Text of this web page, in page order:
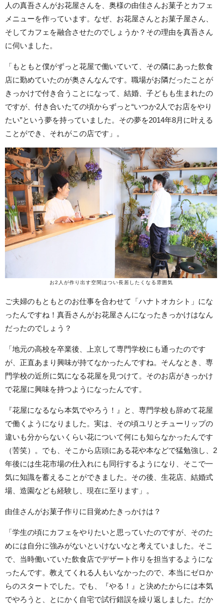
人の真吾さんがお花屋さんを、奥様の由佳さんお菓子とカフェ
メニューを作っています。なぜ、お花屋さんとお菓子屋さん、
そしてカフェを融合させたのでしょうか？その理由を真吾さん
に伺いました。
「もともと僕がずっと花屋で働いていて、その隣にあった飲食
店に勤めていたのが奥さんなんです。職場がお隣だったことが
きっかけで付き合うことになって、結婚、子どもも生まれたの
ですが、付き合いたての頃からずっと“いつか2人でお店をやり
たい”という夢を持っていました。その夢を2014年8月に叶える
ことができ、それがこの店です」。
お2人が作り出す空間はつい長居したくなる雰囲気
ご夫婦のもともとのお仕事を合わせて「ハナトオカシト」にな
ったんですね！真吾さんがお花屋さんになったきっかけはなん
だったのでしょう？
「地元の高校を卒業後、上京して専門学校にも通ったのです
が、正直あまり興味が持てなかったんですね。そんなとき、専
門学校の近所に気になる花屋を見つけて。そのお店がきっかけ
で花屋に興味を持つようになったんです。
『花屋になるなら本気でやろう！』と、専門学校も辞めて花屋
で働くようになりました。実は、その頃ユリとチューリップの
違いも分からないくらい花について何にも知らなかったんです
（苦笑）。でも、そこから店頭にある花や本などで猛勉強し、2
年後には生花市場の仕入れにも同行するようになり、そこで一
気に知識を蓄えることができました。その後、生花店、結婚式
場、造園なども経験し、現在に至ります」。
由佳さんがお菓子作りに目覚めたきっかけは？
「学生の頃にカフェをやりたいと思っていたのですが、そのた
めには自分に強みがないといけないなと考えていました。そこ
で、当時働いていた飲食店でデザート作りを担当するようにな
ったんです。教えてくれる人もいなかったので、本当にゼロか
らのスタートでした。でも、『やる！』と決めたからには本気
でやろうと、とにかく自宅で試行錯誤を繰り返しました。だか